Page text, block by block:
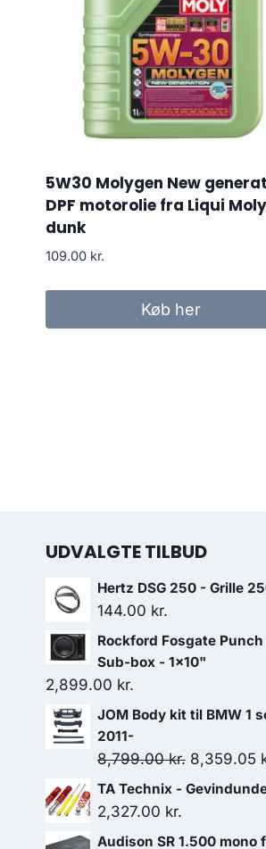
5W30 Molygen New
DPF motorolie fra Liqui
dunk
109.00 kr.
Køb her
UDVALGTE TILBUD
Hertz DSG 250 - Grille
144.00 kr.
Rockford Fosgate Punch
Sub-box - 1x10"
2,899.00 kr.
JOM Body kit til BMW 1
2011-
8,799.00kr. Den
oprindelige
8,359.05
TA Technix -
2,327.00 kr.
Audison SR 1.500